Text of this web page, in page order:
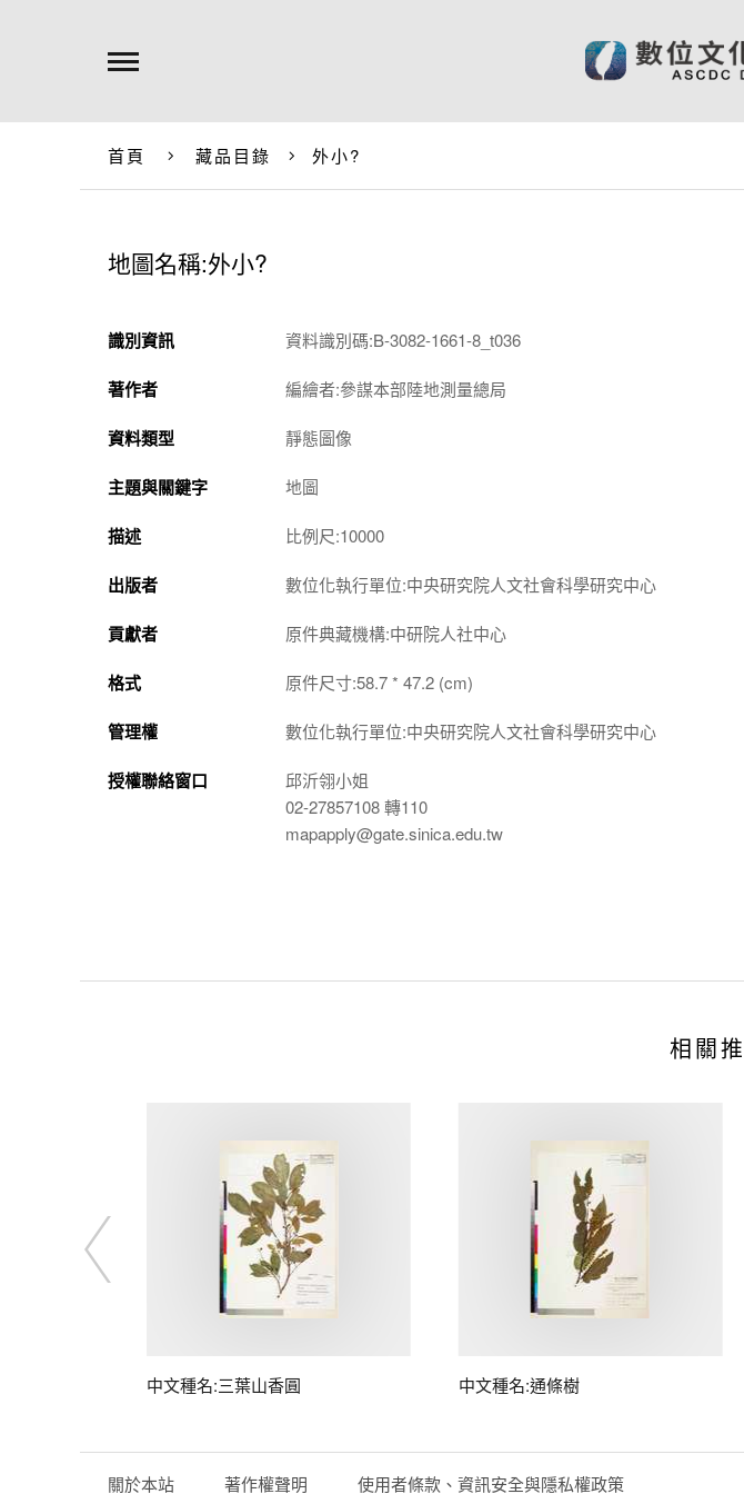
首頁 藏品目錄 外小?
地圖名稱:外小?
識別資訊 資料識別碼:B-3082-1661-8_t036
著作者 編繪者:參謀本部陸地測量總局
資料類型 靜態圖像
主題與關鍵字 地圖
描述 比例尺:10000
出版者 數位化執行單位:中央研究院人文社會科學研究中心
貢獻者 原件典藏機構:中研院人社中心
格式 原件尺寸:58.7 * 47.2 (cm)
管理權 數位化執行單位:中央研究院人文社會科學研究中心
授權聯絡窗口
邱沂翎小姐
02-27857108 轉110
mapapply@gate.sinica.edu.tw
相關
中文種名:三葉山香圓 中文種名:通條樹
關於本站 著作權聲明 使用者條款、資訊安全與隱私權政策